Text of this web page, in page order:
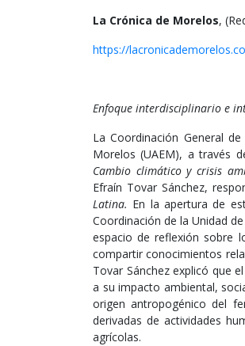
La Crónica de Morelos,
https://
Enfoque interdisciplinario e
La Coordinación General
Morelos (UAEM), a través
Cambio climático y crisis
Efraín Tovar Sánchez,
Latina. En la apertura de
Coordinación de la Unidad
espacio de reflexión sobre
compartir conocimientos
Tovar Sánchez explicó que
a su impacto ambiental,
origen antropogénico del
derivadas de actividades
agrícolas.